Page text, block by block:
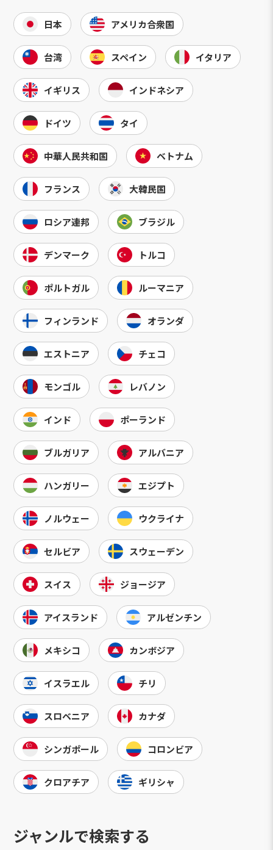
日本 アメリカ合衆国
台湾 スペイン イタリア
イギリス インドネシア
ドイツ タイ
中華人民共和国 ベトナム
フランス 大韓民国
ロシア連邦 ブラジル
デンマーク トルコ
ポルトガル ルーマニア
フィンランド オランダ
エストニア チェコ
モンゴル レバノン
インド ポーランド
ブルガリア アルバニア
ハンガリー エジプト
ノルウェー ウクライナ
セルビア スウェーデン
スイス ジョージア
アイスランド アルゼンチン
メキシコ カンボジア
イスラエル チリ
スロベニア カナダ
シンガポール コロンビア
クロアチア ギリシャ
ジャンルで検索する